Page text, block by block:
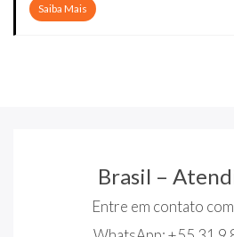
Saiba Mais
Brasil –
Entre em contato